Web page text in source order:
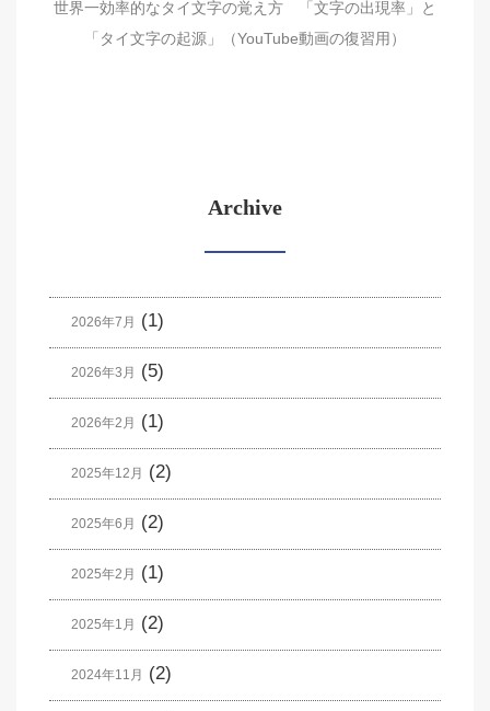
世界一効率的なタイ文字の覚え方 「文字の出現率」と
「タイ文字の起源」（YouTube動画の復習用）
Archive
2026年7月 (1)
2026年3月 (5)
2026年2月 (1)
2025年12月 (2)
2025年6月 (2)
2025年2月 (1)
2025年1月 (2)
2024年11月 (2)